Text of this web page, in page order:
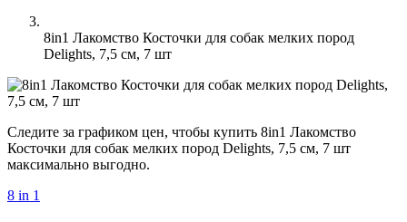
8in1 Лакомство Косточки для собак мелких пород
Delights, 7,5 см, 7 шт
Следите за графиком цен, чтобы купить 8in1 Лакомство
Косточки для собак мелких пород Delights, 7,5 см, 7 шт
максимально выгодно.
8 in 1